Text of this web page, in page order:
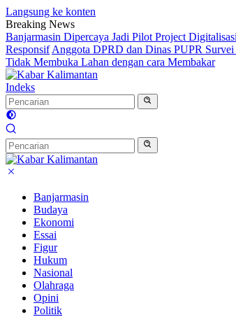
Langsung ke konten
Breaking News
Banjarmasin Dipercaya Jadi Pilot Project
Responsif Anggota DPRD dan Dinas PUPR Survei
Tidak Membuka Lahan dengan cara Membakar
Indeks
Banjarmasin
Budaya
Ekonomi
Essai
Figur
Hukum
Nasional
Olahraga
Opini
Politik